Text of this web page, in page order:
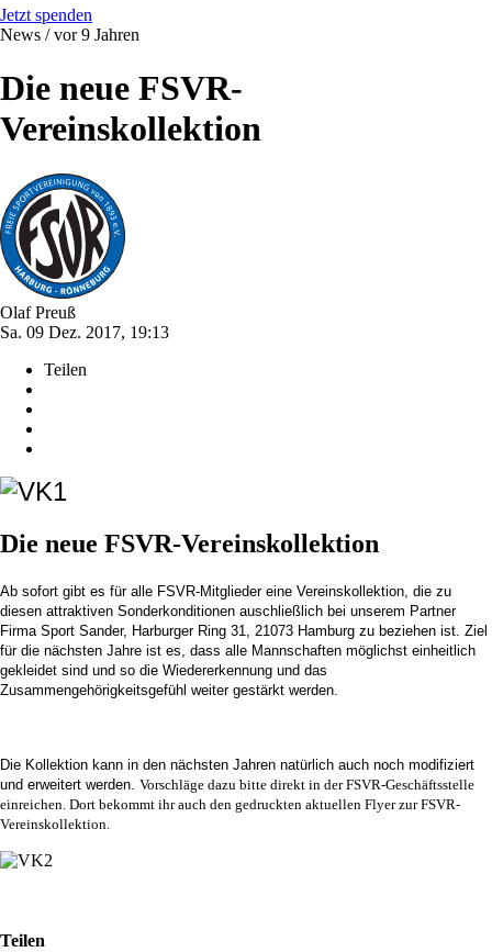
Jetzt spenden
News /vor 9 Jahren
Die neue FSVR-
Vereinskollektion
Olaf Preuß
Sa. 09 Dez. 2017, 19:13
Teilen
Die neue FSVR-Vereinskollektion
Ab sofort gibt es für alle FSVR-Mitglieder eine Vereinskollektion, die zu
diesen attraktiven Sonderkonditionen auschließlich bei unserem Partner
Firma Sport Sander, Harburger Ring 31, 21073 Hamburg zu beziehen ist. Ziel
für die nächsten Jahre ist es, dass alle Mannschaften möglichst einheitlich
gekleidet sind und so die Wiedererkennung und das
Zusammengehörigkeitsgefühl weiter gestärkt werden.
Die Kollektion kann in den nächsten Jahren natürlich auch noch modifiziert
und erweitert werden. Vorschläge dazu bitte direkt in der FSVR-Geschäftsstelle
einreichen. Dort bekommt ihr auch den gedruckten aktuellen Flyer zur FSVR-
Vereinskollektion.
Teilen